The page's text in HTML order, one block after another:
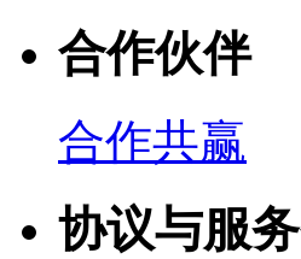
合作伙伴
合作共赢
协议与服